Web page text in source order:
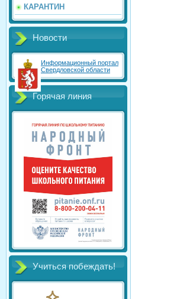
КАРАНТИН
Новости
Информационный портал
Свердловской области
Горячая линия
Учиться побеждать!